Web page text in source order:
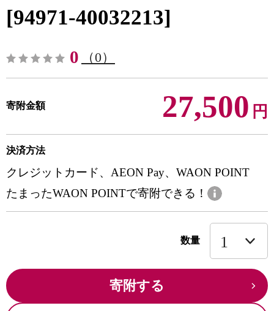
[94971-40032213]
0 （0）
寄附金額 27,500 円
決済方法
クレジットカード、AEON Pay、WAON POINT
たまったWAON POINTで寄附できる！
数量
寄附する